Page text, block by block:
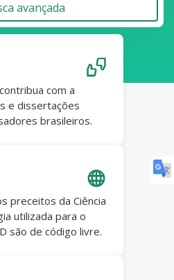
avançada
com a
e dissertações
brasileiros.
preceitos da Ciência
utilizada para o
são de código livre.